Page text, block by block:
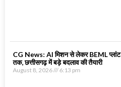
CG News: AI मिशन से लेकर BEML प्लांट
तक, छत्तीसगढ़ में बड़े बदलाव की तैयारी
August 8, 2026 6:13 pm